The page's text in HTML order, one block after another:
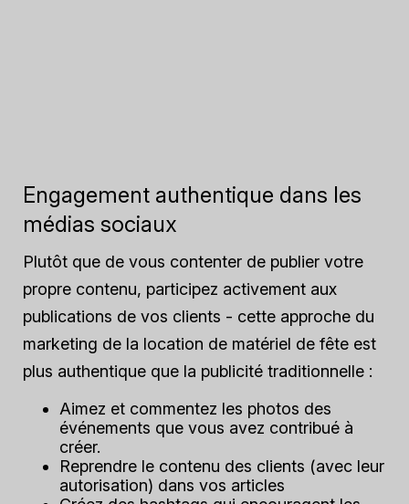
Engagement authentique dans les
médias sociaux
Plutôt que de vous contenter de publier votre
propre contenu, participez activement aux
publications de vos clients - cette approche du
marketing de la location de matériel de fête est
plus authentique que la publicité traditionnelle :
Aimez et commentez les photos des
événements que vous avez contribué à
créer.
Reprendre le contenu des clients (avec leur
autorisation) dans vos articles